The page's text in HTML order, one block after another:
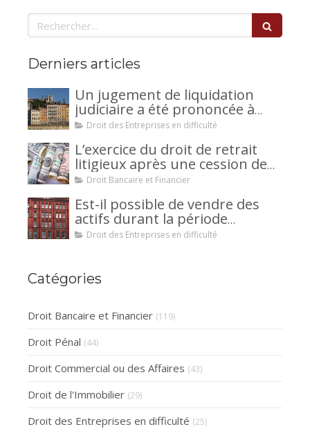
Rechercher
Derniers articles
Un jugement de liquidation
judiciaire a été prononcée à
votre encontre : comment
Droit des Entreprises en difficulté
L’exercice du droit de retrait
litigieux après une cession de
créance : un mécanisme
la caution.
Droit Bancaire et Financier
Est-il possible de vendre des
actifs durant la période
d’observation d’un
Droit des Entreprises en difficulté
Catégories
Droit Bancaire et Financier (119)
Droit Pénal (44)
Droit Commercial ou des Affaires (43)
Droit de l'Immobilier (29)
Droit des Entreprises en difficulté (25)